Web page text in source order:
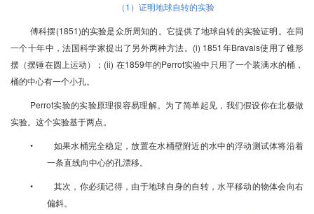
（1 ）证明地球自转的实验
傅科摆(1851)的实验是众所周知的。它提供了地球自转的实验证明。在同
一个十年中，法国科学家提出了另外两种方法。(i) 1851年Bravais使用了锥形
摆（摆锤在圆上运动）；(ii) 在1859年的Perrot实验中只用了一个装满水的桶，
桶的中心有一个小孔。
Perrot实验的实验原理很容易理解。为了简单起见，我们假设你在北极做
实验。这个实验基于两点。
• 如果水桶完全稳定，放置在水桶壁附近的水中的浮动测试体将沿着
一条直线向中心的孔漂移。
• 其次，你必须记得，由于地球自身的自转，水平移动的物体会向右
偏斜。